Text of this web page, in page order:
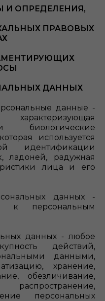
ОПРЕДЕЛЕНИЯ,
ПРАВОВЫХ
ДАННЫХ
данные -
биологические
используется
идентификации
ладоней, радужная
лица и его
данных -
к персональным
данных - любое
действий,
данными,
хранение,
обезличивание,
персональных